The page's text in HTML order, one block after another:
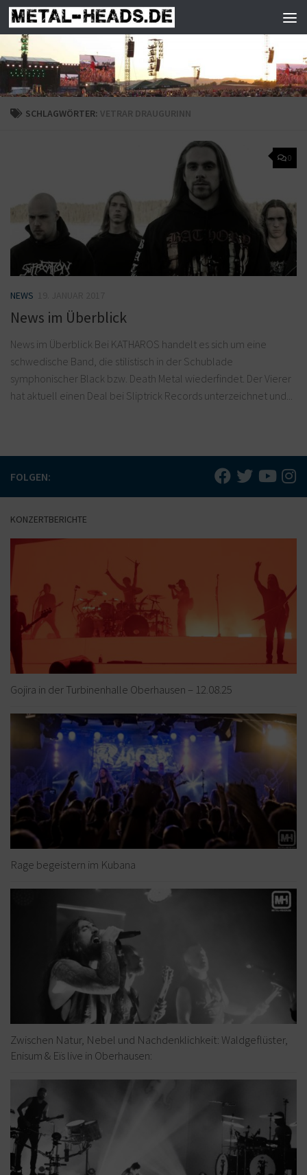
Zum Inhalt springen
SCHLAGWÖRTER: VETRAR DRAUGURINN
0
NEWS
News im Überblick
News im Überblick Bei KATHAROS handelt es sich um eine
schwedische Band, die stilistisch in der Schublade
symphonischer Black bzw. Death Metal wiederfindet. Der Vierer
hat aktuell einen Deal bei Sliptrick Records unterzeichnet und...
FOLGEN:
KONZERTBERICHTE
Gojira in der Turbinenhalle Oberhausen – 12.08.25
Rage begeistern im Kubana
Zwischen Natur, Nebel und Nachdenklichkeit: Waldgeflüster,
Enisum & Eïs live in Oberhausen: